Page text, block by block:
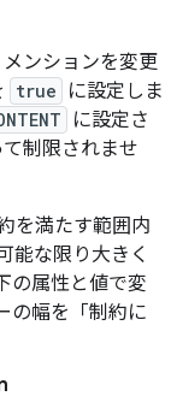
ンションを変更
true
に設定しま
に設定さ
制限されませ
を満たす範囲内
能な限り大きく
の属性と値で変
の幅を「制約に